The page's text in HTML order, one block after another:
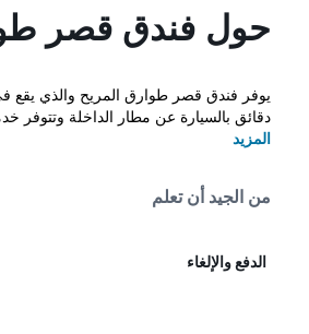
حول فندق قصر
دقائق بالسيارة عن مطار الداخلة وتتوفر
المزيد
من الجيد أن تعلم
الدفع والإلغاء